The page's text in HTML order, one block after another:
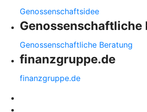
Genossenschaftsidee
Genossenschaftliche
Genossenschaftliche Beratung
finanzgruppe.de
finanzgruppe.de